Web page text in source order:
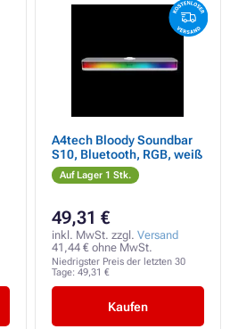
A4tech Bloody Soundbar
S10, Bluetooth, RGB, weiß
Auf Lager 1 Stk.
49,31 €
inkl. MwSt. zzgl. Versand
41,44 € ohne MwSt.
Niedrigster Preis der letzten 30
Tage: 49,31 €
Kaufen